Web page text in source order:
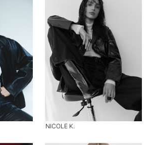
NICOLE K.